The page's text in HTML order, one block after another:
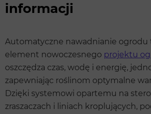
informacji
Automatyczne nawadnianie ogrodu
element nowoczesnego projektu
oszczędza czas, wodę i energię,
zapewniając roślinom optymalne
Dzięki systemowi opartemu na
zraszaczach i liniach kroplujących,